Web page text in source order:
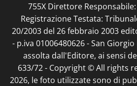
755X Direttore
Registrazione Testata:
20/2003 del 26 febbraio 2003
- p.iva 01006480626 - San Giorgio
assolta dall'Editore, ai sensi
633/72 - Copyright © All rights
2026, le foto utilizzate sono di